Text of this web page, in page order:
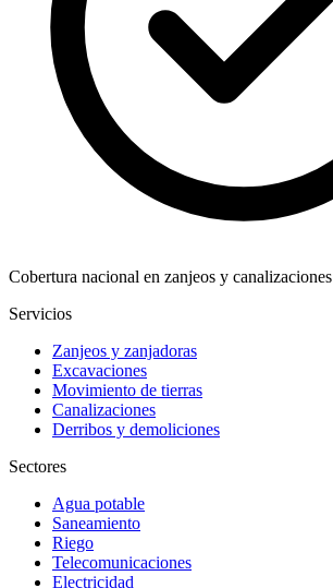
Cobertura nacional en zanjeos y canalizaciones
Servicios
Zanjeos y zanjadoras
Excavaciones
Movimiento de tierras
Canalizaciones
Derribos y demoliciones
Sectores
Agua potable
Saneamiento
Riego
Telecomunicaciones
Electricidad